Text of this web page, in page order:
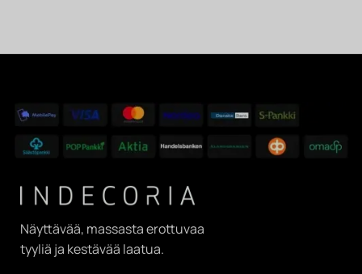
Näyttävää, massasta erottuvaa
tyyliä ja kestävää laatua.